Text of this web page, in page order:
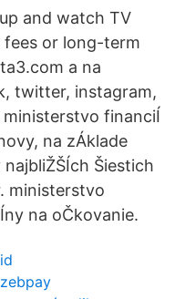
and watch TV
or long-term
a na
twitter, instagram,
financiÍ
na zÁklade
Šiestich
ministerstvo
na oČkovanie.